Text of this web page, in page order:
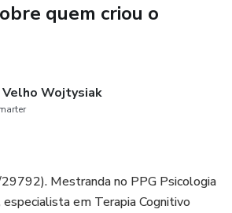
quem criou o
Wojtysiak
Mestranda no PPG Psicologia
em Terapia Cognitivo